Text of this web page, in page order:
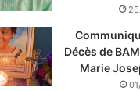
Décès de
Marie